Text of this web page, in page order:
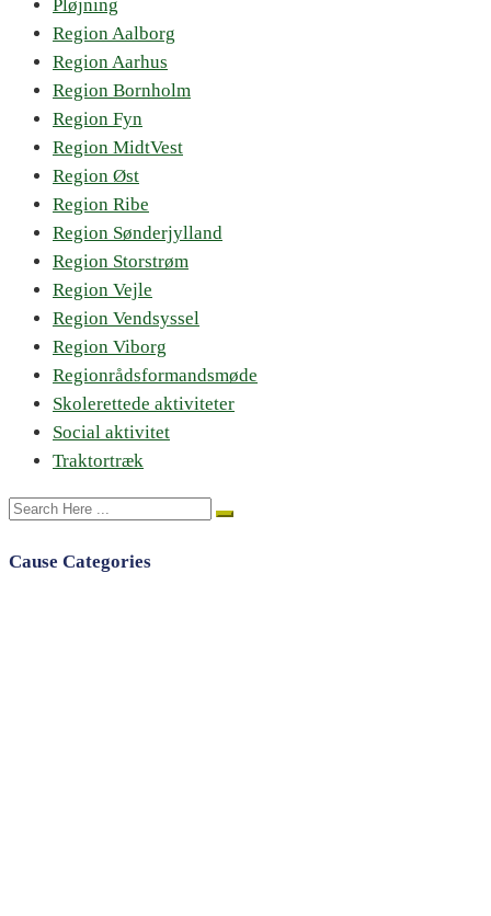
Pløjning
Region Aalborg
Region Aarhus
Region Bornholm
Region Fyn
Region MidtVest
Region Øst
Region Ribe
Region Sønderjylland
Region Storstrøm
Region Vejle
Region Vendsyssel
Region Viborg
Regionrådsformandsmøde
Skolerettede aktiviteter
Social aktivitet
Traktortræk
Cause Categories